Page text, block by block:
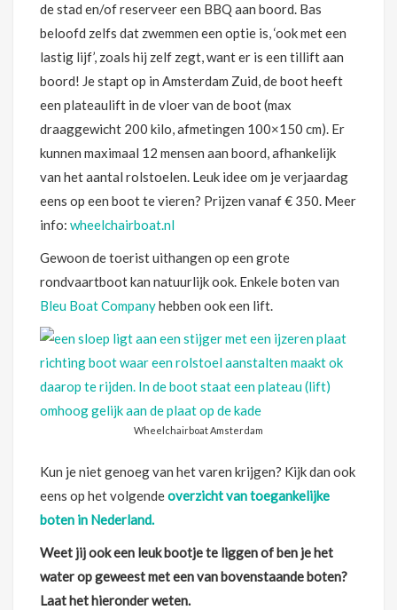
de stad en/of reserveer een BBQ aan boord. Bas
beloofd zelfs dat zwemmen een optie is, ‘ook met een
lastig lijf’, zoals hij zelf zegt, want er is een tillift aan
boord! Je stapt op in Amsterdam Zuid, de boot heeft
een plateaulift in de vloer van de boot (max
draaggewicht 200 kilo, afmetingen 100×150 cm). Er
kunnen maximaal 12 mensen aan boord, afhankelijk
van het aantal rolstoelen. Leuk idee om je verjaardag
eens op een boot te vieren? Prijzen vanaf € 350. Meer
info: wheelchairboat.nl
Gewoon de toerist uithangen op een grote
rondvaartboot kan natuurlijk ook. Enkele boten van
Bleu Boat Companyhebben ook een lift.
Wheelchairboat Amsterdam
Kun je niet genoeg van het varen krijgen? Kijk dan ook
eens op het volgendeoverzicht van toegankelijke
boten in Nederland.
Weet jij ook een leuk bootje te liggen of ben je het
water op geweest met een van bovenstaande boten?
Laat het hieronder weten.